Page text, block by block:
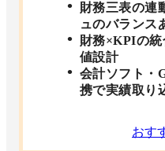
財務三表の連
ュのバランス
財務×KPIの
値設計
会計ソフト・
携で実績取り
おす